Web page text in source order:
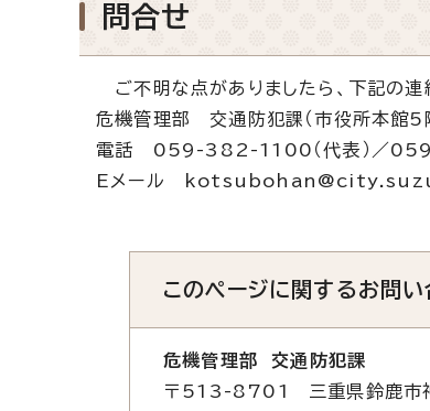
問合せ
ご不明な点がありましたら、下記の連
危機管理部 交通防犯課（市役所本館
電話 059-382-1100（代表）／
Eメール
このページに関するお問い
危機管理部 交通防犯課
〒513-8701 三重県鈴鹿市